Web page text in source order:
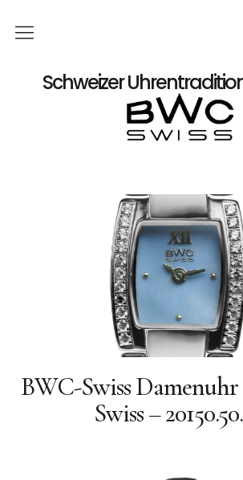
SchweizerStartseite
Shop
Automatik
Quarz
Herren
Automatik
Automatik-Chronographen
Quarz
Quarz-
Geschichte
BWC-Swiss Damenuhr
Swiss –